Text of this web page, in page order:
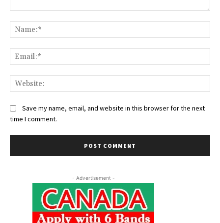
Save my name, email, and website in this browser for the next
time I comment.
- Advertisement -